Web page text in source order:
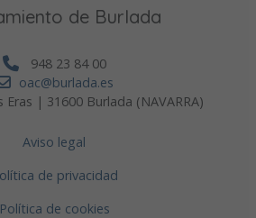
de Burlada
948 23 84 00
oac@burlada.es
Eras | 31600 Burlada (NAVARRA)
Aviso legal
de privacidad
Política de cookies